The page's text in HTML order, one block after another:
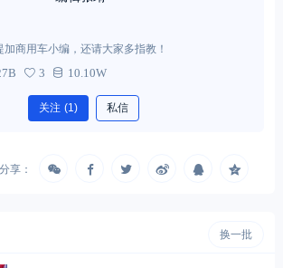
编辑张靖
提加商用车小编，还请大家多指教！
3 10.10W